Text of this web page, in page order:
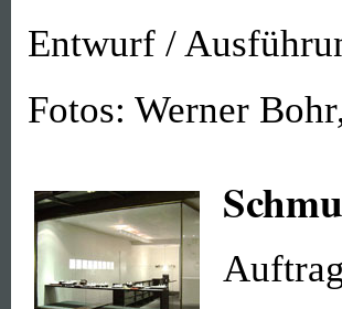
Entwurf /
Fotos: Werner